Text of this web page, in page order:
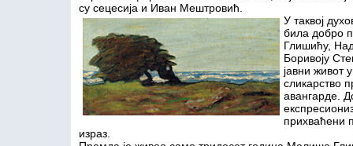
су сецесија и Иван Мештровић.
У таквој
била добро
Глишићу,
Боривоју
јавни живот
сликарство
авангарде.
прихваћени
израз.